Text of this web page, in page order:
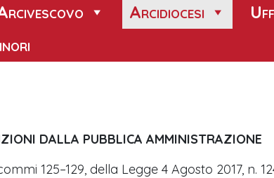
Arcidiocesi
DALLA PUBBLICA AMMINISTRAZIONE
125–129, della Legge 4 Agosto 2017,